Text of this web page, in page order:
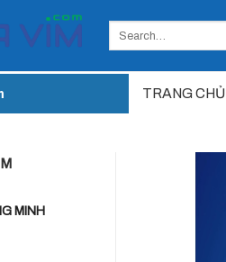
TRANG CHỦ
MINH